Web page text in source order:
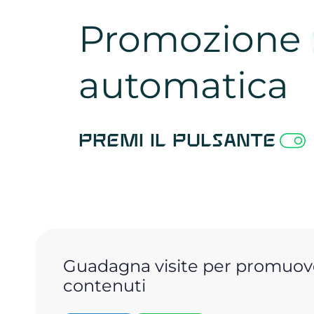
Promozione
automatica
Premi il pulsante
Guadagna visite per
contenuti